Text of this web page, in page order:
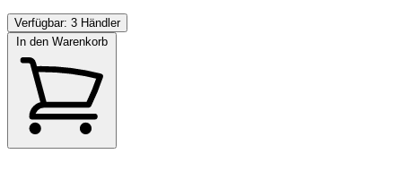
Verfügbar: 3 Händler
In den Warenkorb